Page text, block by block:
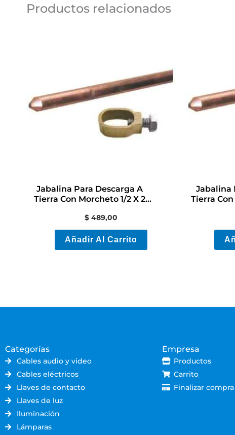
Productos relacionados
Jabalina Para Descarga A
Tierra Con Morcheto 1/2 X 2
$ 489,00
Añadir Al Carrito
Jabalina
Tierra Con
Categorías
Cables audio y video
Cables eléctricos
Llaves de contacto
Llaves de luz
Iluminación
Lámparas
Empresa
Productos
Carrito
Finalizar compra